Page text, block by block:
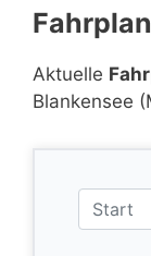
Aktuelle
Blankensee